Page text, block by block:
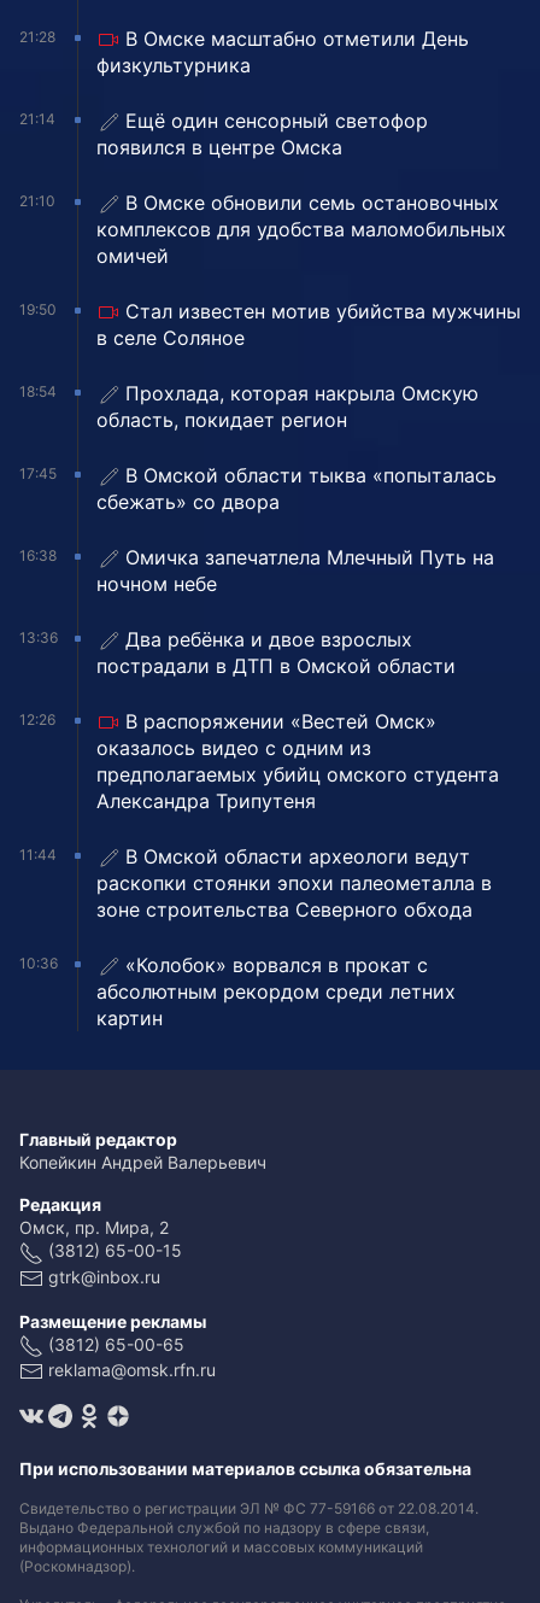
21:28
В Омске масштабно отметили День
физкультурника
21:14
Ещё один сенсорный светофор
появился в центре Омска
21:10
В Омске обновили семь остановочных
комплексов для удобства маломобильных
омичей
19:50
Стал известен мотив убийства мужчины
в селе Соляное
18:54
Прохлада, которая накрыла Омскую
область, покидает регион
17:45
В Омской области тыква «попыталась
сбежать» со двора
16:38
Омичка запечатлела Млечный Путь на
ночном небе
13:36
Два ребёнка и двое взрослых
пострадали в ДТП в Омской области
12:26
В распоряжении «Вестей Омск»
оказалось видео с одним из
предполагаемых убийц омского студента
Александра Трипутеня
11:44
В Омской области археологи ведут
раскопки стоянки эпохи палеометалла в
зоне строительства Северного обхода
10:36
«Колобок» ворвался в прокат с
абсолютным рекордом среди летних
картин
Главный редактор
Копейкин Андрей Валерьевич
Редакция
Омск, пр. Мира, 2
(3812) 65-00-15
gtrk@inbox.ru
Размещение рекламы
(3812) 65-00-65
reklama@omsk.rfn.ru
При использовании материалов ссылка обязательна
Свидетельство о регистрации ЭЛ № ФС 77-59166 от 22.08.2014.
Выдано Федеральной службой по надзору в сфере связи,
информационных технологий и массовых коммуникаций
(Роскомнадзор).